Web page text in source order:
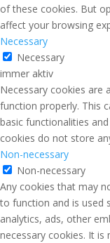
of these cookies. But
affect your browsing
Necessary
Necessary
immer aktiv
Necessary cookies are
function properly. This
basic functionalities
cookies do not store
Non-necessary
Non-necessary
Any cookies that may
to function and is used
analytics, ads, other
necessary cookies. It